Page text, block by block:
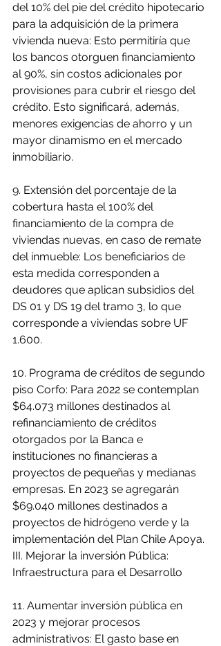
del 10% del pie del crédito hipotecario
para la adquisición de la primera
vivienda nueva: Esto permitiría que
los bancos otorguen financiamiento
al 90%, sin costos adicionales por
provisiones para cubrir el riesgo del
crédito. Esto significará, además,
menores exigencias de ahorro y un
mayor dinamismo en el mercado
inmobiliario.
9. Extensión del porcentaje de la
cobertura hasta el 100% del
financiamiento de la compra de
viviendas nuevas, en caso de remate
del inmueble: Los beneficiarios de
esta medida corresponden a
deudores que aplican subsidios del
DS 01 y DS 19 del tramo 3, lo que
corresponde a viviendas sobre UF
1.600.
10. Programa de créditos de segundo
piso Corfo: Para 2022 se contemplan
$64.073 millones destinados al
refinanciamiento de créditos
otorgados por la Banca e
instituciones no financieras a
proyectos de pequeñas y medianas
empresas. En 2023 se agregarán
$69.040 millones destinados a
proyectos de hidrógeno verde y la
implementación del Plan Chile Apoya.
III. Mejorar la inversión Pública:
Infraestructura para el Desarrollo
11. Aumentar inversión pública en
2023 y mejorar procesos
administrativos: El gasto base en